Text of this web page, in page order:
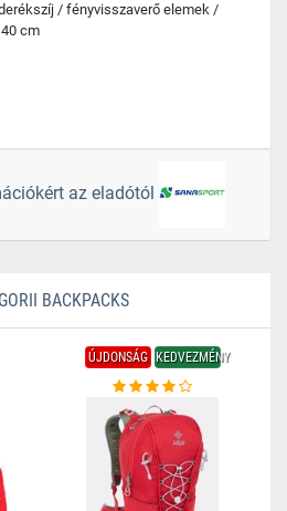
/ fényvisszaverő elemek /
cm
az eladótól
BACKPACKS
ÚJDONSÁG KEDVEZMÉNY